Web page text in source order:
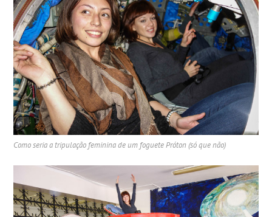
Como seria a tripulação feminina de um foguete Próton (só que não)